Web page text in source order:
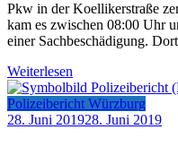
Pkw in der Koellikerstraße
kam es zwischen 08:00 Uhr
einer Sachbeschädigung. Dort
Weiterlesen
Polizeibericht Würzburg
28. Juni 201928. Juni 2019